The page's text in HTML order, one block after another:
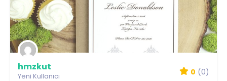
hmzkut
Yeni Kullanıcı 0 (0)